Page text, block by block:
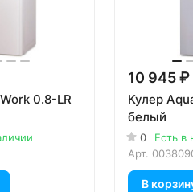
0.8-LR
10 945 ₽
Кулер
белый
0
Есть в
Арт.
В